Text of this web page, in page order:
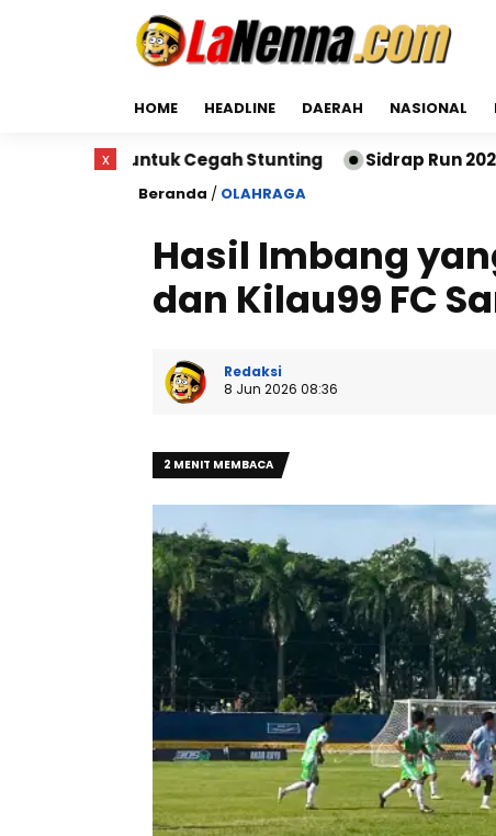
HOME HEADLINE DAERAH NASIONAL
Cegah Stunting Sidrap Run 2026 Sukses
Beranda / OLAHRAGA
Hasil Imbang
dan Kilau99 FC
Redaksi
8 Jun 2026 08:36
2 MENIT MEMBACA
x